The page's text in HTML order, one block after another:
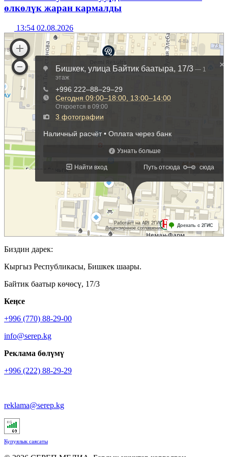
өлкөлүк жаран кармалды
13:54 02.08.2026
Биздин дарек:
Кыргыз Республикасы, Бишкек шаары.
Байтик баатыр көчөсү, 17/3
Кеӊсе
+996 (770) 88-29-00
info@serep.kg
Реклама бөлүмү
+996 (222) 88-29-29
reklama@serep.kg
Купуялык саясаты